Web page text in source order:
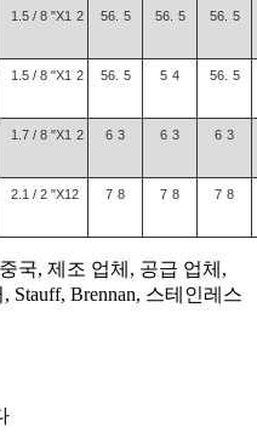
1.5 / 8 "X1 2 56. 5 56. 5 56. 5
1.5 / 8 "X1 2 56. 5 5 4 56. 5
1.7 / 8 "X1 2 6 3 6 3 6 3
2.1 / 2 "X12 7 8 7 8 7 8
국, 제조 업체, 공급 업체,
Stauff, Brennan, 스테인레스